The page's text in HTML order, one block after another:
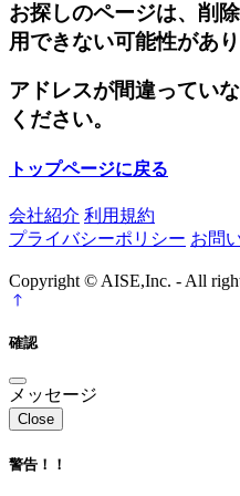
お探しのページは、削
用できない可能性があり
アドレスが間違ってい
ください。
トップページに戻る
会社紹介 利用規約
プライバシーポリシー お問
Copyright © AISE,Inc. - All
確認
メッセージ
Close
警告！！